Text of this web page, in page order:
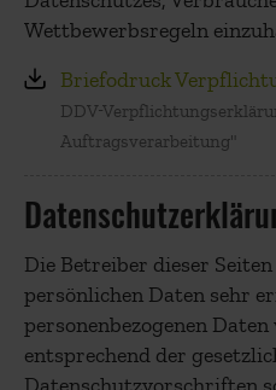
Wettbewerbsregeln
Briefodruck
DDV-
Auftragsverarbeitung"
Die Betreiber dieser
persönlichen Daten sehr
personenbezogenen
entsprechend der
Datenschutzvorschriften